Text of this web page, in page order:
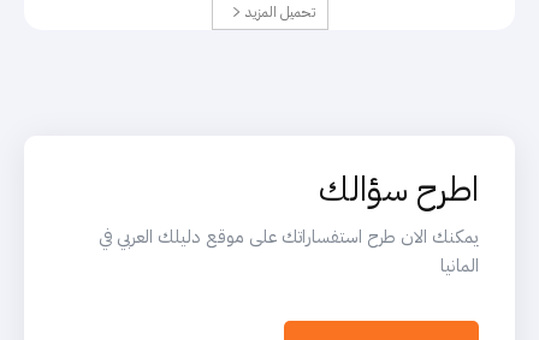
تحميل المزيد
اطرح سؤالك
يمكنك الان طرح استفساراتك على موقع دليلك العربي في
المانيا